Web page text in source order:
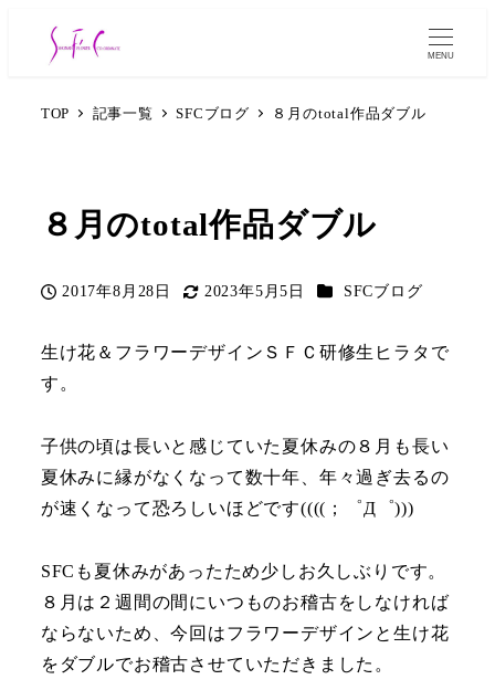
MENU
TOP 記事一覧 SFCブログ ８月のtotal作品ダブル
８月のtotal作品ダブル
投稿日
2017年8月28日
更新日
2023年5月5日 カテゴリー
SFCブログ
生け花＆フラワーデザインＳＦＣ研修生ヒラタで
す。
子供の頃は長いと感じていた夏休みの８月も長い
夏休みに縁がなくなって数十年、年々過ぎ去るの
が速くなって恐ろしいほどです((((；゜Д゜)))
SFCも夏休みがあったため少しお久しぶりです。
８月は２週間の間にいつものお稽古をしなければ
ならないため、今回はフラワーデザインと生け花
をダブルでお稽古させていただきました。